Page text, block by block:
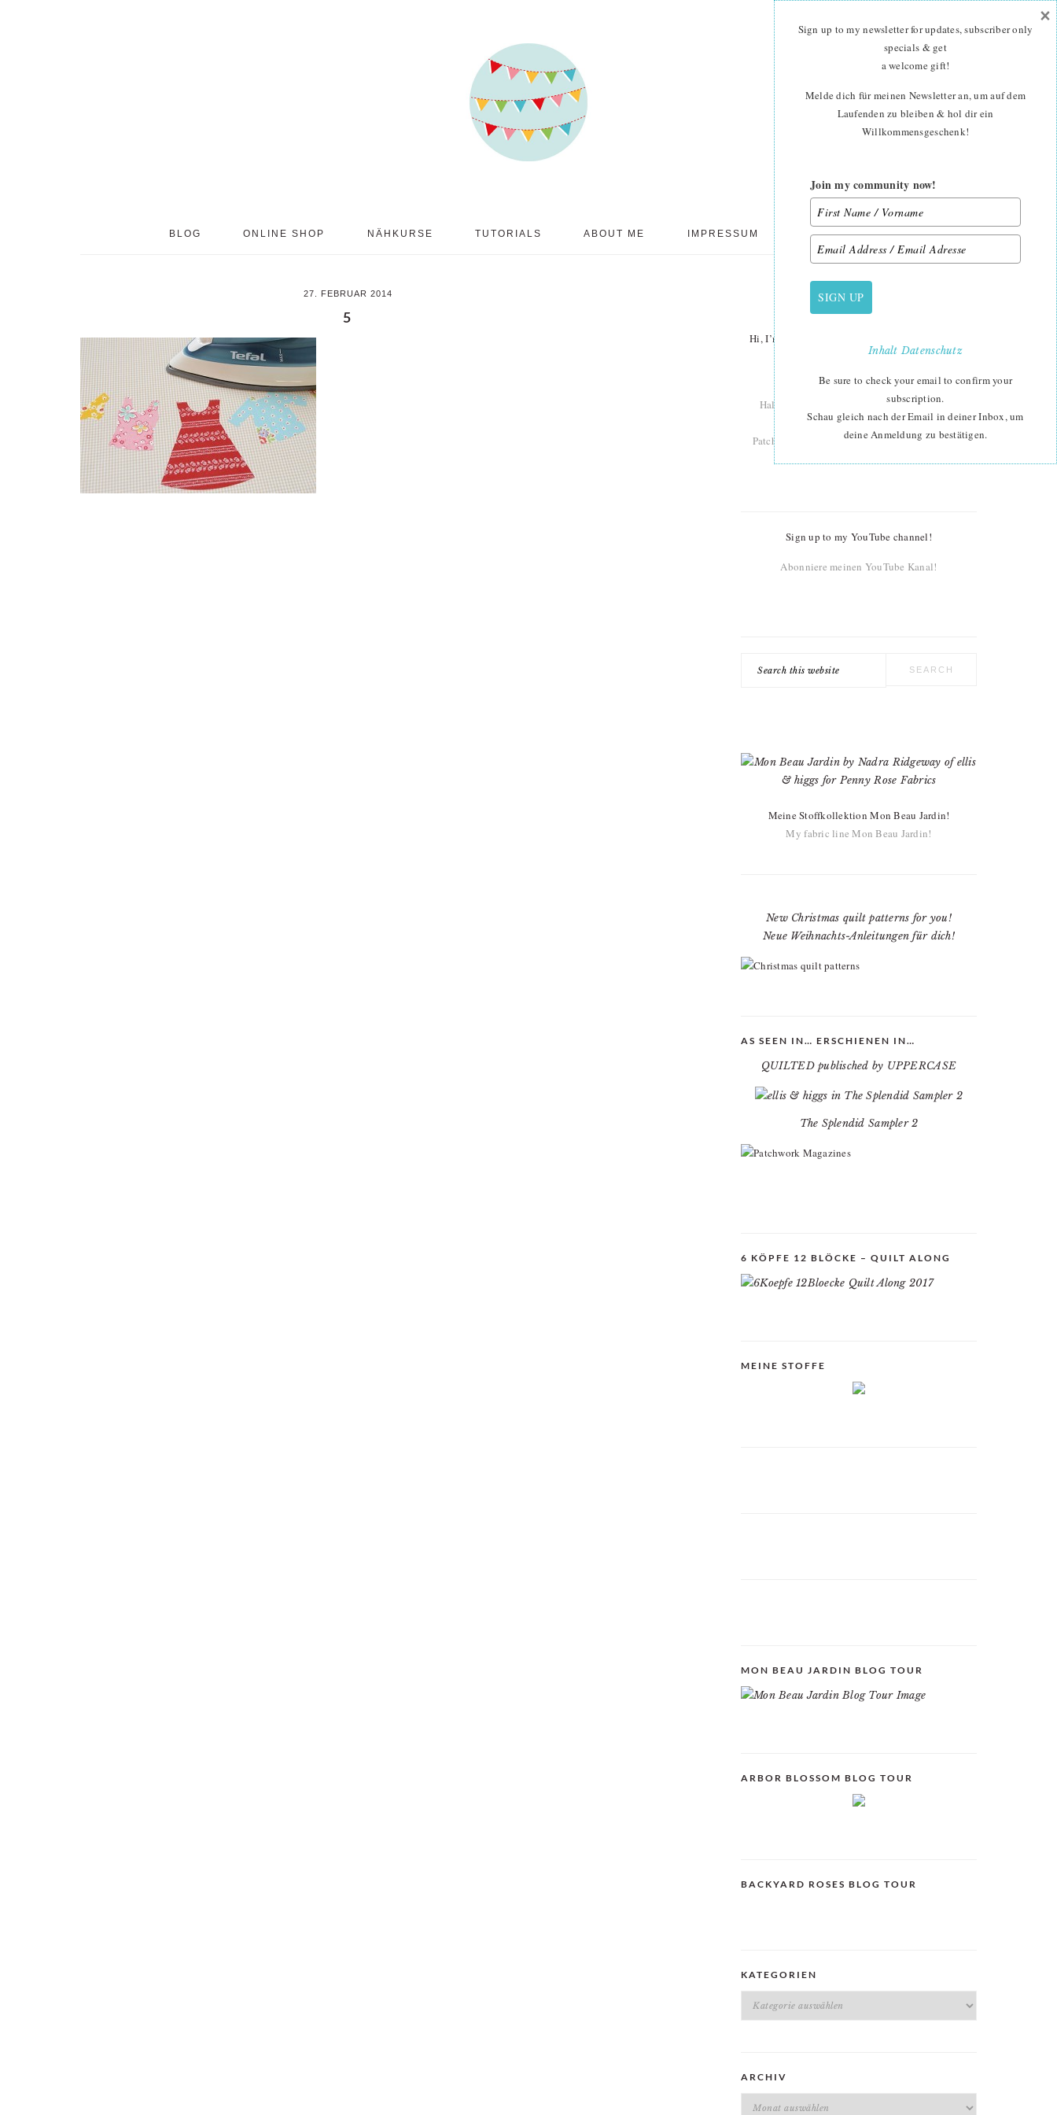
BLOG ONLINE SHOP NÄHKURSE TUTORIALS ABOUT ME IMPRESSUM DATENSCHUTZ
27. FEBRUAR 2014
5
PRIMARY
SIDEBAR
Hi, I’m Nadra. I’m a quilt pattern designer, textile
designer and teacher.
Welcome to ellis & higgs!
Hallo ich bin Nadra. Ich entwerfe Patchwork-
Anleitungen, designe Stoffe und gebe
Patchworkkurse. Willkommen bei ellis & higgs!
Sign up to my YouTube channel!
Abonniere meinen YouTube Kanal!
Meine Stoffkollektion Mon Beau Jardin!
My fabric line Mon Beau Jardin!
New Christmas quilt patterns for you!
Neue Weihnachts-Anleitungen für dich!
AS SEEN IN… ERSCHIENEN IN…
QUILTED publisched by UPPERCASE
The Splendid Sampler 2
6 KÖPFE 12 BLÖCKE – QUILT ALONG
MEINE STOFFE
MON BEAU JARDIN BLOG TOUR
ARBOR BLOSSOM BLOG TOUR
BACKYARD ROSES BLOG TOUR
KATEGORIEN
Kategorien
ARCHIV
Archiv
Sign up to my newsletter for updates, subscriber only
specials & get
a welcome gift!
Melde dich für meinen Newsletter an, um auf dem
Laufenden zu bleiben & hol dir ein
Willkommensgeschenk!
Join my community now!
SIGN UP
InhaltDatenschutz
Be sure to check your email to confirm your
subscription.
Schau gleich nach der Email in deiner Inbox, um
deine Anmeldung zu bestätigen.
×